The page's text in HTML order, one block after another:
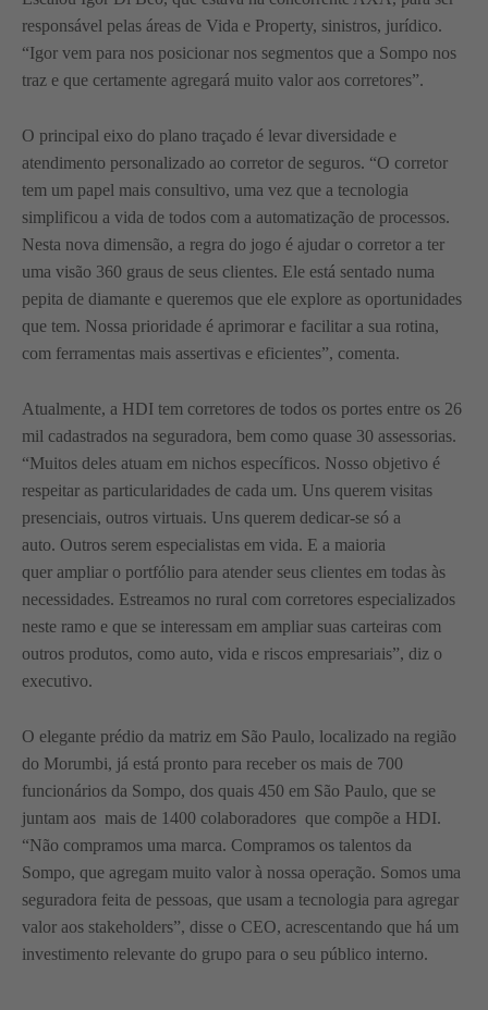
responsável pelas áreas de Vida e Property, sinistros, jurídico.
“Igor vem para nos posicionar nos segmentos que a Sompo nos
traz e que certamente agregará muito valor aos corretores”.
O principal eixo do plano traçado é levar diversidade e
atendimento personalizado ao corretor de seguros. “O corretor
tem um papel mais consultivo, uma vez que a tecnologia
simplificou a vida de todos com a automatização de processos.
Nesta nova dimensão, a regra do jogo é ajudar o corretor a ter
uma visão 360 graus de seus clientes. Ele está sentado numa
pepita de diamante e queremos que ele explore as oportunidades
que tem. Nossa prioridade é aprimorar e facilitar a sua rotina,
com ferramentas mais assertivas e eficientes”, comenta.
Atualmente, a HDI tem corretores de todos os portes entre os 26
mil cadastrados na seguradora, bem como quase 30 assessorias.
“Muitos deles atuam em nichos específicos. Nosso objetivo é
respeitar as particularidades de cada um. Uns querem visitas
presenciais, outros virtuais. Uns querem dedicar-se só a
auto. Outros serem especialistas em vida. E a maioria
quer ampliar o portfólio para atender seus clientes em todas às
necessidades. Estreamos no rural com corretores especializados
neste ramo e que se interessam em ampliar suas carteiras com
outros produtos, como auto, vida e riscos empresariais”, diz o
executivo.
O elegante prédio da matriz em São Paulo, localizado na região
do Morumbi, já está pronto para receber os mais de 700
funcionários da Sompo, dos quais 450 em São Paulo, que se
juntam aos mais de 1400 colaboradores que compõe a HDI.
“Não compramos uma marca. Compramos os talentos da
Sompo, que agregam muito valor à nossa operação. Somos uma
seguradora feita de pessoas, que usam a tecnologia para agregar
valor aos stakeholders”, disse o CEO, acrescentando que há um
investimento relevante do grupo para o seu público interno.